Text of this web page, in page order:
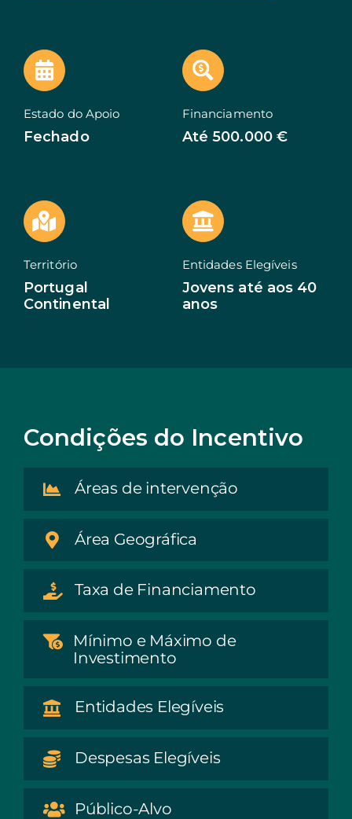
NOTÍCIAS
CONTACTOS
EN
Estado do Apoio
Fechado
Financiamento
Até 500.000 €
Território
Portugal
Continental
Entidades Elegíveis
Jovens até aos 40
anos
Condições do Incentivo
Áreas de intervenção
Área Geográfica
Taxa de Financiamento
Mínimo e Máximo de
Investimento
Entidades Elegíveis
Despesas Elegíveis
Público-Alvo